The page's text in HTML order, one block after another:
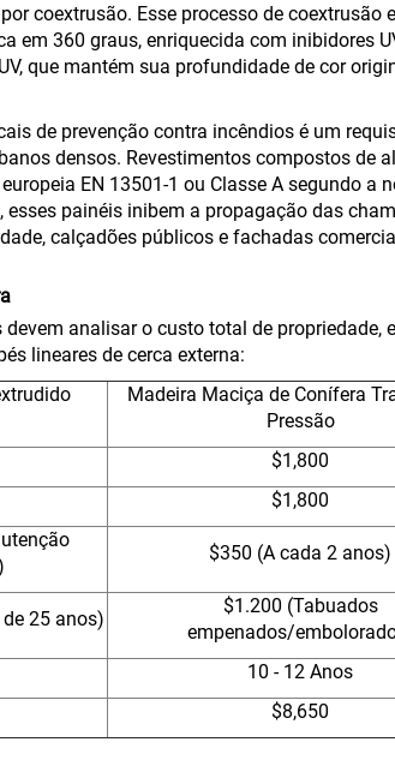
coextrusão. Esse processo de coextrusão
360 graus, enriquecida com inibidores
que mantém sua profundidade de cor
de prevenção contra incêndios é um
densos. Revestimentos compostos de
EN 13501-1 ou Classe A segundo a
painéis inibem a propagação das
calçadões públicos e fachadas
analisar o custo total de propriedade,
lineares de cerca externa:
Madeira Maciça de Conífera
Pressão
$1,800
$1,800
$350 (A cada 2 anos)
25 anos)
$1.200 (Tabuados
empenados/
10 - 12 Anos
$8,650